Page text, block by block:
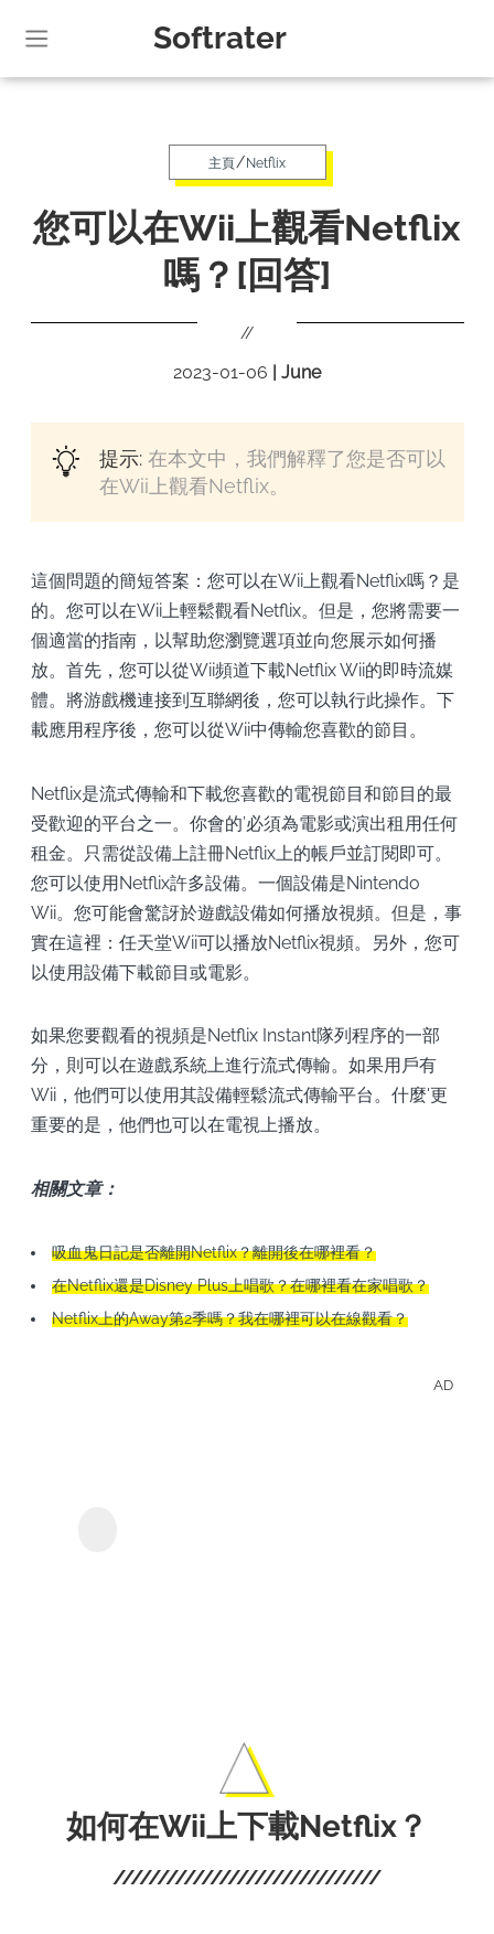
Softrater
主頁/Netflix
您可以在Wii上觀看Netflix
嗎？[回答]
//
2023-01-06 | June
提示:在本文中，我們解釋了您是否可以
在Wii上觀看Netflix。
這個問題的簡短答案：您可以在Wii上觀看Netflix嗎？是
的。您可以在Wii上輕鬆觀看Netflix。但是，您將需要一
個適當的指南，以幫助您瀏覽選項並向您展示如何播
放。首先，您可以從Wii頻道下載Netflix Wii的即時流媒
體。將游戲機連接到互聯網後，您可以執行此操作。下
載應用程序後，您可以從Wii中傳輸您喜歡的節目。
Netflix是流式傳輸和下載您喜歡的電視節目和節目的最
受歡迎的平台之一。你會的’必須為電影或演出租用任何
租金。只需從設備上註冊Netflix上的帳戶並訂閱即可。
您可以使用Netflix許多設備。一個設備是Nintendo
Wii。您可能會驚訝於遊戲設備如何播放視頻。但是，事
實在這裡：任天堂Wii可以播放Netflix視頻。另外，您可
以使用設備下載節目或電影。
如果您要觀看的視頻是Netflix Instant隊列程序的一部
分，則可以在遊戲系統上進行流式傳輸。如果用戶有
Wii，他們可以使用其設備輕鬆流式傳輸平台。什麼'更
重要的是，他們也可以在電視上播放。
相關文章：
吸血鬼日記是否離開Netflix？離開後在哪裡看？
在Netflix還是Disney Plus上唱歌？在哪裡看在家唱歌？
Netflix上的Away第2季嗎？我在哪裡可以在線觀看？
AD
如何在Wii上下載Netflix？